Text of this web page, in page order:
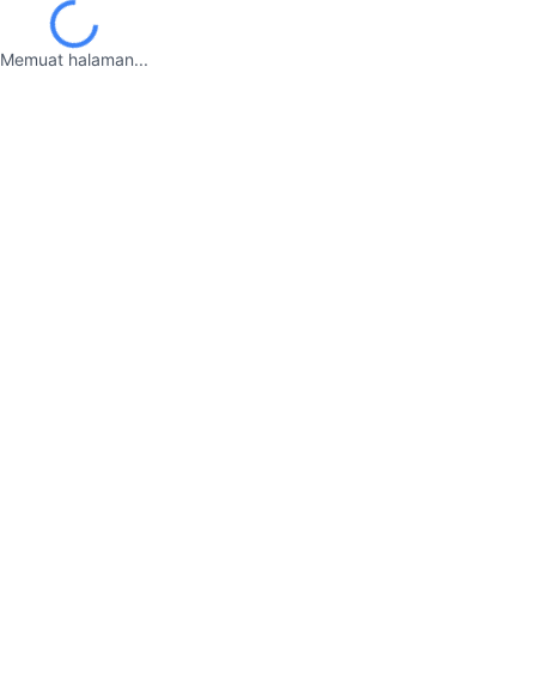
Memuat halaman...